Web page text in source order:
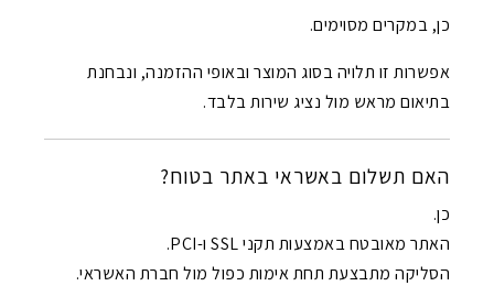
כן, במקרים מסוימים.
אפשרות זו תלויה בסוג המוצר ובאופי ההזמנה, ונבחנת
בתיאום מראש מול נציג שירות בלבד.
האם תשלום באשראי באתר בטוח?
כן.
האתר מאובטח באמצעות תקני SSL ו-PCI.
הסליקה מתבצעת תחת אימות כפול מול חברת האשראי.